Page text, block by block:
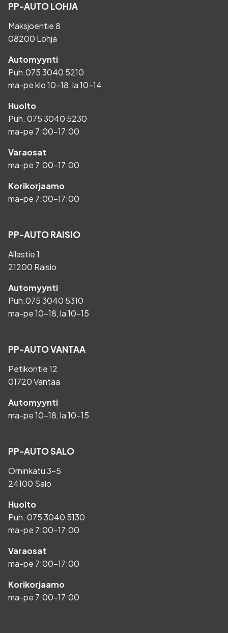
PP-AUTO LOHJA
Maksjoentie 8
08200 Lohja
Automyynti
Puh.075 3040 5210
ma-pe klo 10-18, la 10-14
Huolto
Puh. 075 3040 5230
ma-pe 7:00-17:00
Varaosat
ma-pe 7:00-17:00
Korikorjaamo
ma-pe 7:00-17:00
PP-AUTO RAISIO
Allastie 1
21200 Raisio
Automyynti
Puh.075 3040 5310
ma-pe 10-18, la 10-15
PP-AUTO VANTAA
Petikontie 12
01720 Vantaa
Automyynti
ma-pe 10-18, la 10-15
PP-AUTO SALO
Örninkatu 3-5
24100 Salo
Huolto
Puh. 075 3040 5130
ma-pe 7:00-17:00
Varaosat
ma-pe 7:00-17:00
Korikorjaamo
ma-pe 7:00-17:00